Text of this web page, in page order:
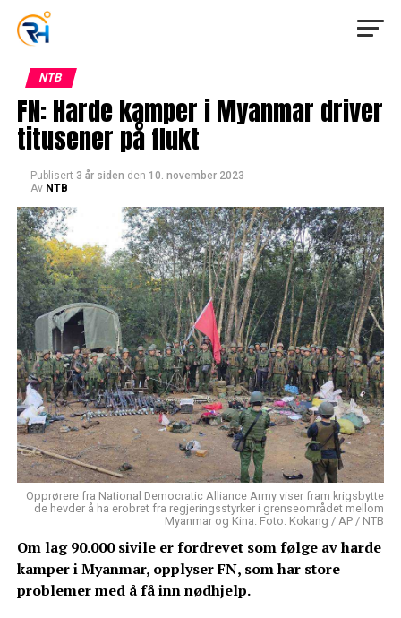
NTB
FN: Harde kamper i Myanmar driver
titusener på flukt
Publisert 3 år siden den 10. november 2023
Av NTB
Opprørere fra National Democratic Alliance Army viser fram krigsbytte
de hevder å ha erobret fra regjeringsstyrker i grenseområdet mellom
Myanmar og Kina. Foto: Kokang / AP / NTB
Om lag 90.000 sivile er fordrevet som følge av harde
kamper i Myanmar, opplyser FN, som har store
problemer med å få inn nødhjelp.